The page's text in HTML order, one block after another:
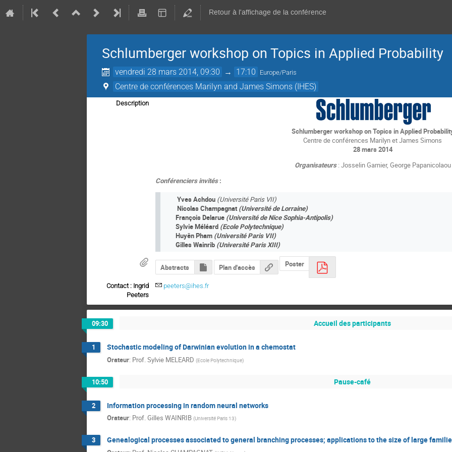
Retour à l'affichage de la conférence
Schlumberger workshop on Topics in Applied Probability
vendredi 28 mars 2014, 09:30 → 17:10 Europe/Paris
Centre de conférences Marilyn and James Simons (IHES)
Description
Schlumberger workshop on Topics in Applied
Centre de conférenc­es Marilyn et James Simons
28 mars 2014­­
­Organisateurs: Josselin Garnier, George Papanicolaou
Conférenciers invités:
­­Yves Achdou­ (Université Paris VII)
­Nicolas Champagnat (Université de Lorraine)
François Delarue ­(Université de Nice Sophia-Antipolis)
Sylvie Méléard (Ecole Polytechnique)
Huyên Pham (Université Paris VII)
Gilles Wainrib (Université Paris XIII­)
Abstracts Plan d'accès Poster
Contact : Ingrid
Peeters
peeters@ihes.fr
09:30 Accueil des participants
1 Stochastic modeling of Darwinian evolution in a chemostat­
Orateur: Prof. Sylvie MELEARD (Ecole Polytechnique)
10:50 Pause-café
2 Information processing in random neural networks
Orateur: Prof.Gilles WAINRIB (Université Paris 13)
3 Genealogical processes associated to general branching processes; applications to the size of large